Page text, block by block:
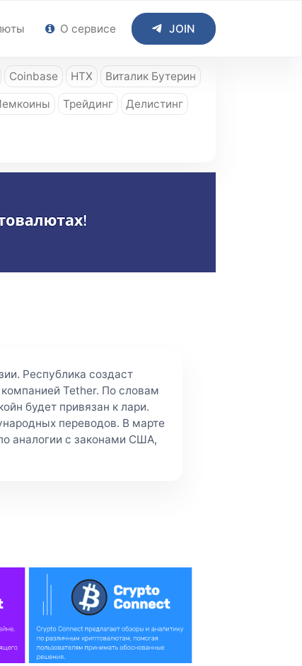
О сервисе JOIN
Coinbase HTX Виталик Бутерин
Трейдинг Делистинг
Республика создаст
Tether. По словам
будет привязан к лари.
переводов. В марте
аналогии с законами США,